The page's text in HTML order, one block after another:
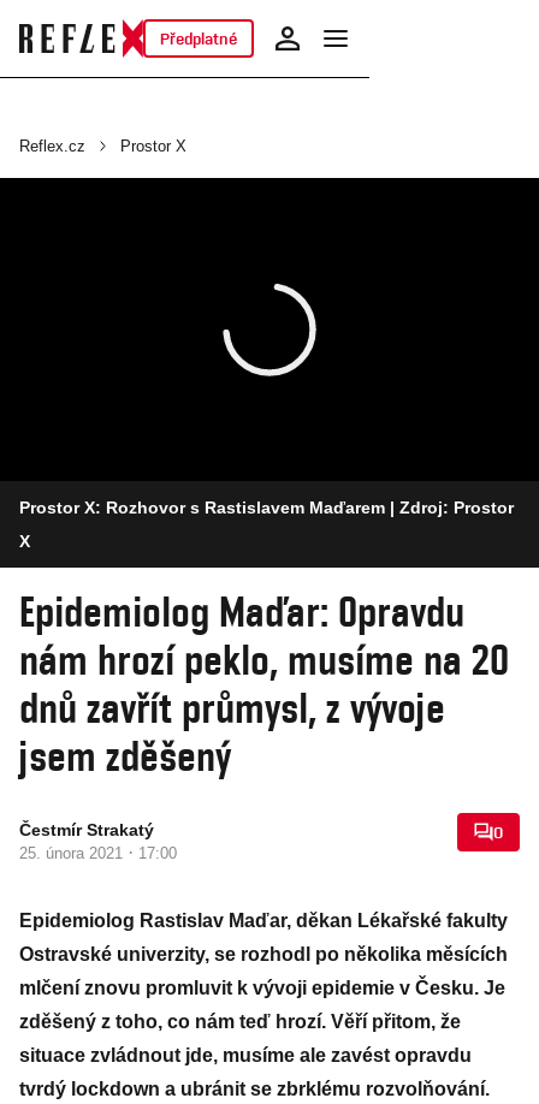
Předplatné
Reflex.cz Prostor X
Prostor X: Rozhovor s Rastislavem Maďarem | Zdroj: Prostor
X
Epidemiolog Maďar: Opravdu
nám hrozí peklo, musíme na 20
dnů zavřít průmysl, z vývoje
jsem zděšený
Čestmír Strakatý
25. února 2021 · 17:00
0
Epidemiolog Rastislav Maďar, děkan Lékařské fakulty
Ostravské univerzity, se rozhodl po několika měsících
mlčení znovu promluvit k vývoji epidemie v Česku. Je
zděšený z toho, co nám teď hrozí. Věří přitom, že
situace zvládnout jde, musíme ale zavést opravdu
tvrdý lockdown a ubránit se zbrklému rozvolňování.